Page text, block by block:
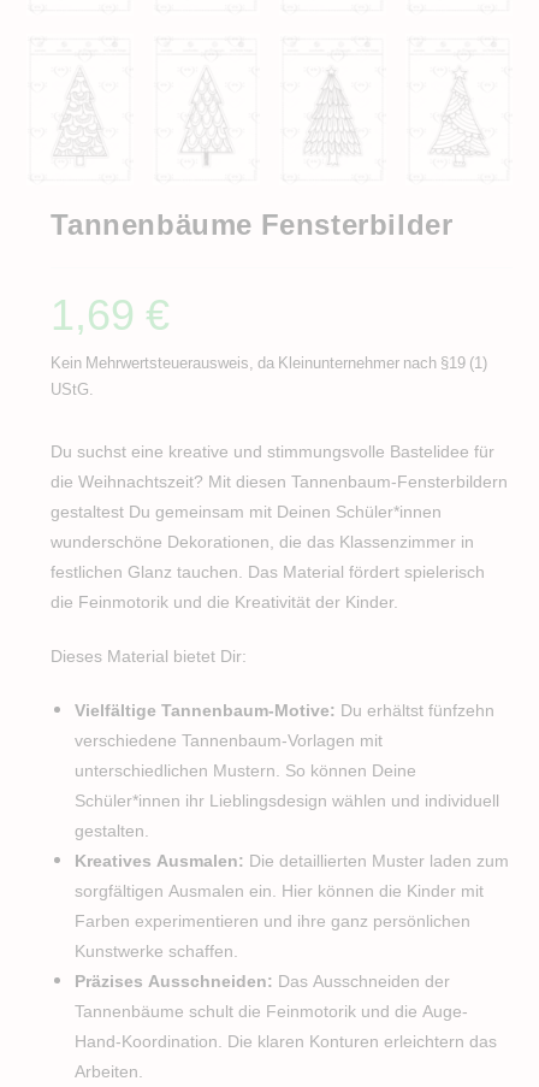
Tannenbäume Fensterbilder
1,69€
Kein Mehrwertsteuerausweis, da Kleinunternehmer nach §19 (1)
UStG.
Du suchst eine kreative und stimmungsvolle Bastelidee für
die Weihnachtszeit? Mit diesen Tannenbaum-Fensterbildern
gestaltest Du gemeinsam mit Deinen Schüler*innen
wunderschöne Dekorationen, die das Klassenzimmer in
festlichen Glanz tauchen. Das Material fördert spielerisch
die Feinmotorik und die Kreativität der Kinder.
Dieses Material bietet Dir:
Vielfältige Tannenbaum-Motive: Du erhältst fünfzehn
verschiedene Tannenbaum-Vorlagen mit
unterschiedlichen Mustern. So können Deine
Schüler*innen ihr Lieblingsdesign wählen und individuell
gestalten.
Kreatives Ausmalen: Die detaillierten Muster laden zum
sorgfältigen Ausmalen ein. Hier können die Kinder mit
Farben experimentieren und ihre ganz persönlichen
Kunstwerke schaffen.
Präzises Ausschneiden: Das Ausschneiden der
Tannenbäume schult die Feinmotorik und die Auge-
Hand-Koordination. Die klaren Konturen erleichtern das
Arbeiten.